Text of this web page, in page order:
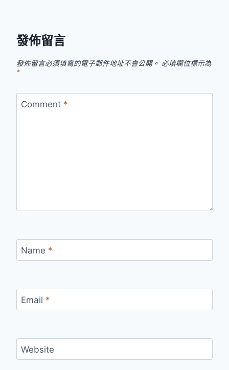
發佈留言
發佈留言必須填寫的電子郵件地址不會公開。 必填欄位標示為
*
Comment *
Name *
Email *
Website